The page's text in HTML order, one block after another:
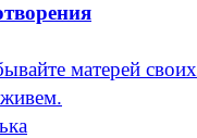
матерей своих